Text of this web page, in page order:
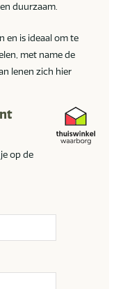
duurzaam.
en is ideaal om te
met name de
lenen zich hier
op de